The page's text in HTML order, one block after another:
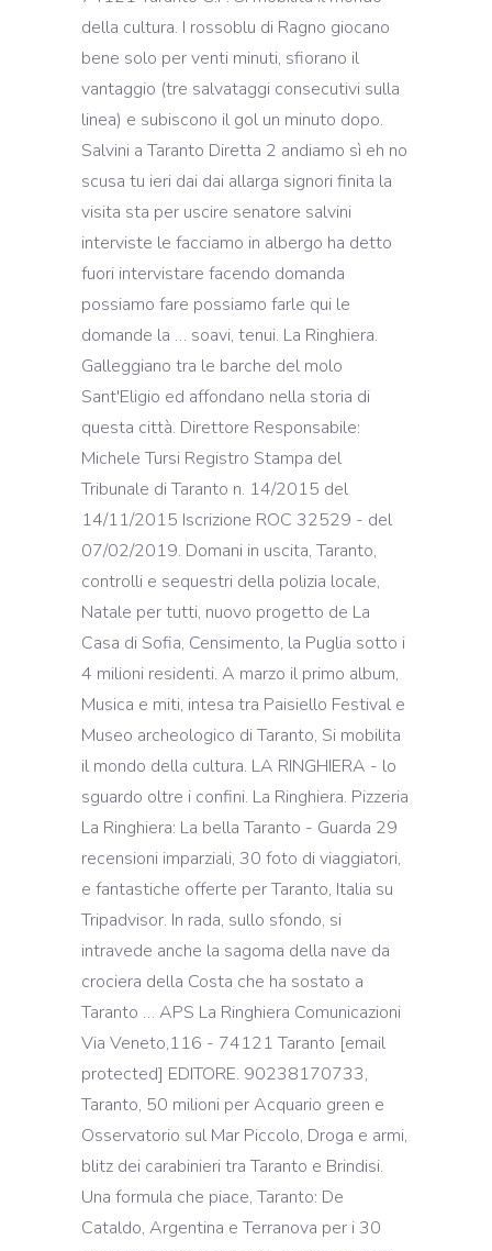
della cultura. I rossoblu di Ragno giocano
bene solo per venti minuti, sfiorano il
vantaggio (tre salvataggi consecutivi sulla
linea) e subiscono il gol un minuto dopo.
Salvini a Taranto Diretta 2 andiamo sì eh no
scusa tu ieri dai dai allarga signori finita la
visita sta per uscire senatore salvini
interviste le facciamo in albergo ha detto
fuori intervistare facendo domanda
possiamo fare possiamo farle qui le
domande la … soavi, tenui. La Ringhiera.
Galleggiano tra le barche del molo
Sant'Eligio ed affondano nella storia di
questa città. Direttore Responsabile:
Michele Tursi Registro Stampa del
Tribunale di Taranto n. 14/2015 del
14/11/2015 Iscrizione ROC 32529 - del
07/02/2019. Domani in uscita, Taranto,
controlli e sequestri della polizia locale,
Natale per tutti, nuovo progetto de La
Casa di Sofia, Censimento, la Puglia sotto i
4 milioni residenti. A marzo il primo album,
Musica e miti, intesa tra Paisiello Festival e
Museo archeologico di Taranto, Si mobilita
il mondo della cultura. LA RINGHIERA - lo
sguardo oltre i confini. La Ringhiera. Pizzeria
La Ringhiera: La bella Taranto - Guarda 29
recensioni imparziali, 30 foto di viaggiatori,
e fantastiche offerte per Taranto, Italia su
Tripadvisor. In rada, sullo sfondo, si
intravede anche la sagoma della nave da
crociera della Costa che ha sostato a
Taranto … APS La Ringhiera Comunicazioni
Via Veneto,116 - 74121 Taranto [email
protected] EDITORE. 90238170733,
Taranto, 50 milioni per Acquario green e
Osservatorio sul Mar Piccolo, Droga e armi,
blitz dei carabinieri tra Taranto e Brindisi.
Una formula che piace, Taranto: De
Cataldo, Argentina e Terranova per i 30